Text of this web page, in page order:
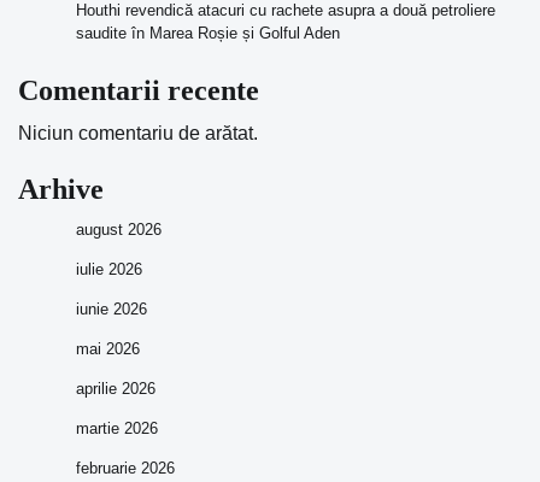
Houthi revendică atacuri cu rachete asupra a două petroliere
saudite în Marea Roșie și Golful Aden
Comentarii recente
Niciun comentariu de arătat.
Arhive
august 2026
iulie 2026
iunie 2026
mai 2026
aprilie 2026
martie 2026
februarie 2026